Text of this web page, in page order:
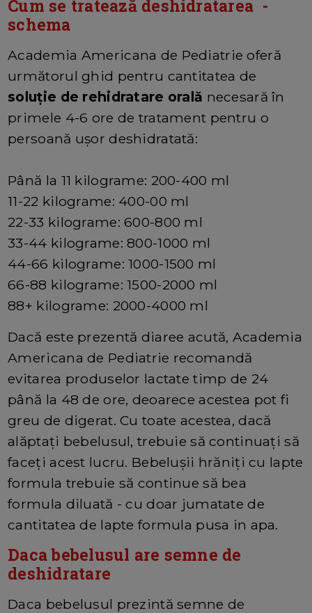
Cum se tratează deshidratarea -
schema
Academia Americana de Pediatrie oferă
următorul ghid pentru cantitatea de
soluție de rehidratare orală necesară în
primele 4-6 ore de tratament pentru o
persoană ușor deshidratată:
Până la 11 kilograme: 200-400 ml
11-22 kilograme: 400-00 ml
22-33 kilograme: 600-800 ml
33-44 kilograme: 800-1000 ml
44-66 kilograme: 1000-1500 ml
66-88 kilograme: 1500-2000 ml
88+ kilograme: 2000-4000 ml
Dacă este prezentă diaree acută, Academia
Americana de Pediatrie recomandă
evitarea produselor lactate timp de 24
până la 48 de ore, deoarece acestea pot fi
greu de digerat. Cu toate acestea, dacă
alăptați bebelusul, trebuie să continuați să
faceți acest lucru. Bebelușii hrăniți cu lapte
formula trebuie să continue să bea
formula diluată - cu doar jumatate de
cantitatea de lapte formula pusa in apa.
Daca bebelusul are semne de
deshidratare
Daca bebelusul prezintă semne de